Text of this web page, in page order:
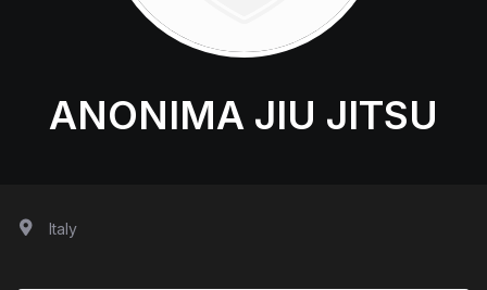
ANONIMA JIU JITSU
Italy